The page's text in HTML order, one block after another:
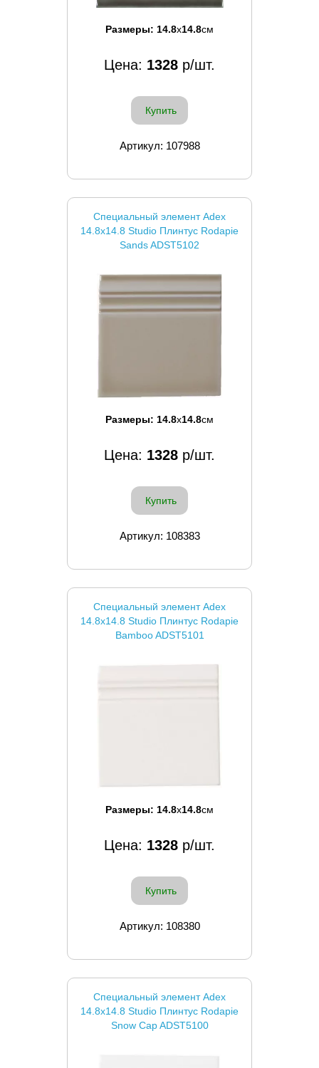
Размеры: 14.8x14.8см
Цена: 1328 р/шт.
Купить
Артикул: 107988
Специальный элемент Adex
14.8x14.8 Studio Плинтус Rodapie
Sands ADST5102
Размеры: 14.8x14.8см
Цена: 1328 р/шт.
Купить
Артикул: 108383
Специальный элемент Adex
14.8x14.8 Studio Плинтус Rodapie
Bamboo ADST5101
Размеры: 14.8x14.8см
Цена: 1328 р/шт.
Купить
Артикул: 108380
Специальный элемент Adex
14.8x14.8 Studio Плинтус Rodapie
Snow Cap ADST5100